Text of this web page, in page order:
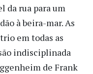
da rua para um
à beira-mar. As
em todas as
indisciplinada
de Frank